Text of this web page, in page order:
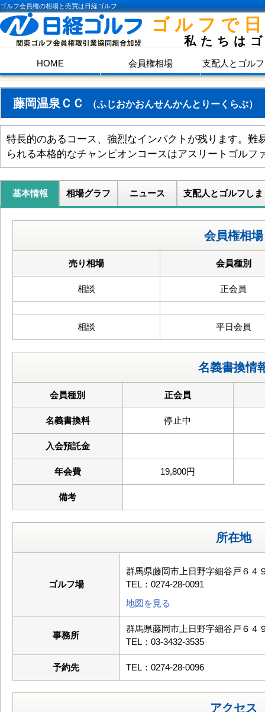
ゴルフ会員権の相場と売買は日経ゴルフ
ゴルフで
私たちは
HOME 会員権相場 支配人とゴル
藤岡温泉ＣＣ （ふじおかおんせんかんとりーくらぶ）
特長的のあるコース、強烈なインパクトが残ります。難
られる本格的なチャンピオンコースはアスリートゴルフ
基本情報 相場グラフ ニュース 支配人とゴルフしま
会員権相場
売り相場 会員種別
相談 正会員
相談 平日会員
名義書換情
会員種別 正会員
名義書換料 停止中
入会預託金
年会費 19,800円
備考
所在地
ゴルフ場
群馬県藤岡市上日野字細谷戸６４
TEL：0274-28-0091
地図を見る
事務所
群馬県藤岡市上日野字細谷戸６４
TEL：03-3432-3535
予約先 TEL：0274-28-0096
アクセス